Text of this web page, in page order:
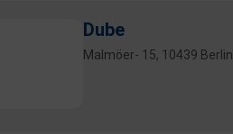
Dube
Malmöer- 15, 10439 Berlin